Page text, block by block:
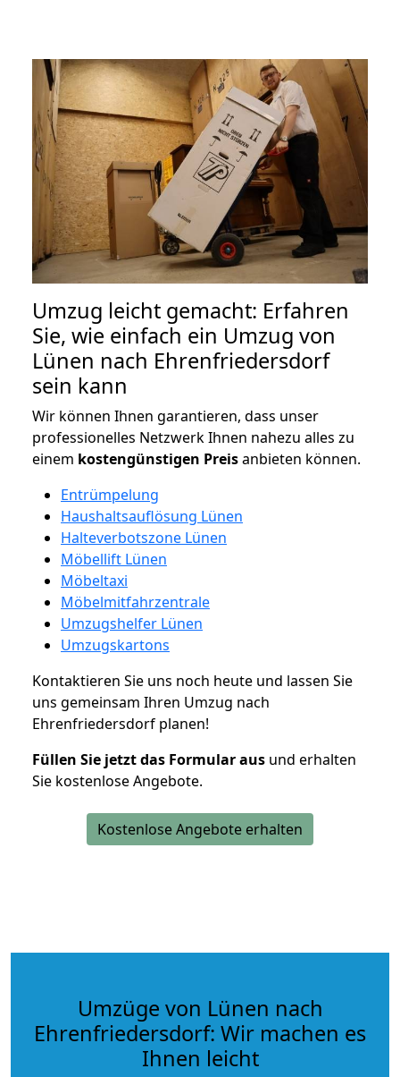
Umzug leicht gemacht: Erfahren
Sie, wie einfach ein Umzug von
Lünen nach Ehrenfriedersdorf
sein kann
Wir können Ihnen garantieren, dass unser
professionelles Netzwerk Ihnen nahezu alles zu
einem kostengünstigen Preisanbieten können.
Entrümpelung
Haushaltsauflösung Lünen
Halteverbotszone Lünen
Möbellift Lünen
Möbeltaxi
Möbelmitfahrzentrale
Umzugshelfer Lünen
Umzugskartons
Kontaktieren Sie uns noch heute und lassen Sie
uns gemeinsam Ihren Umzug nach
Ehrenfriedersdorf planen!
Füllen Sie jetzt das Formular aus und erhalten
Sie kostenlose Angebote.
Kostenlose Angebote erhalten
Umzüge von Lünen nach
Ehrenfriedersdorf: Wir machen es
Ihnen leicht